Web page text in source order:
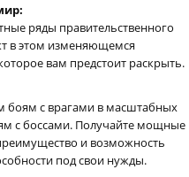
ряды правительственного
в этом изменяющемся
вам предстоит раскрыть.
боям с врагами в масштабных
с боссами. Получайте мощные
и возможность
под свои нужды.